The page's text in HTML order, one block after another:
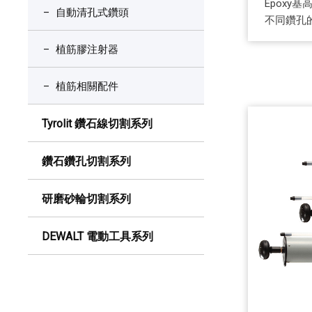
自動清孔式鑽頭
植筋膠注射器
植筋相關配件
Tyrolit 鑽石線切割系列
鑽石鑽孔切割系列
研磨砂輪切割系列
DEWALT 電動工具系列
Epoxy基
不同鑽孔